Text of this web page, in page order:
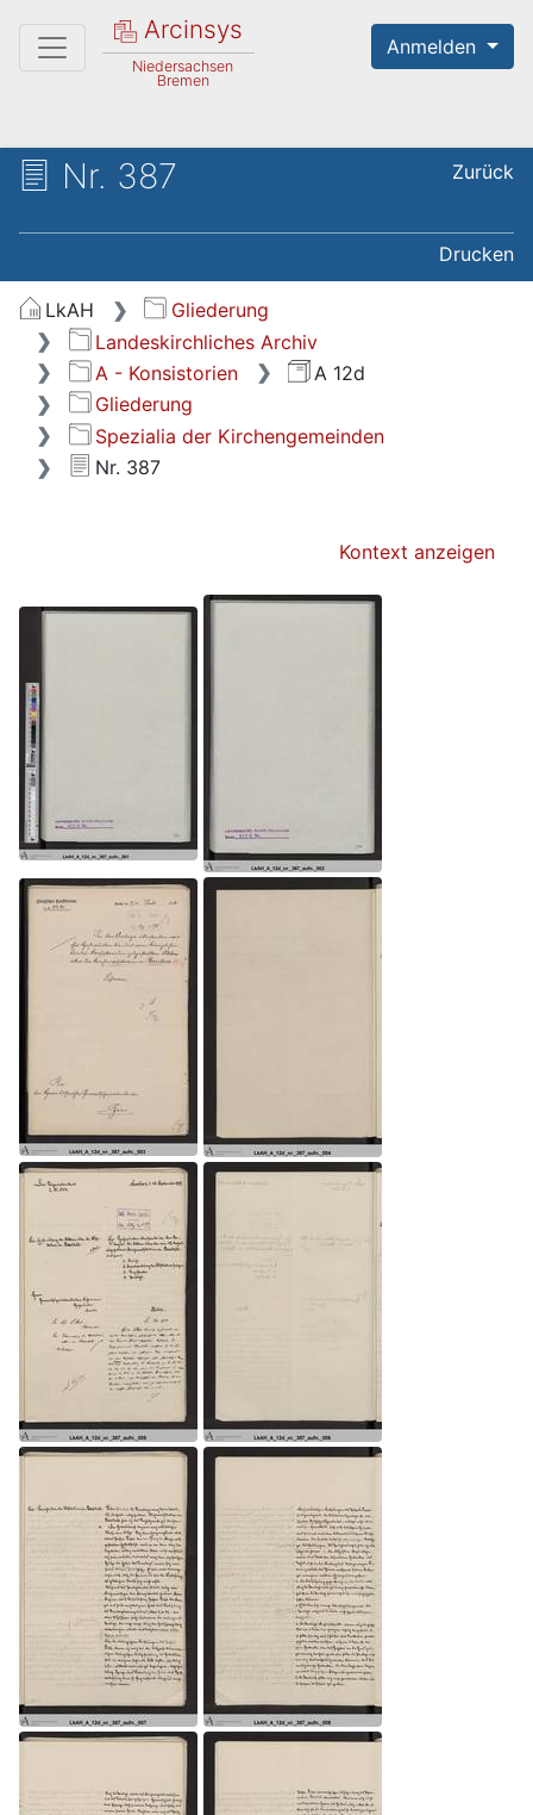
Arcinsys
Niedersachsen
Bremen
Anmelden
Nr. 387 Zurück
Drucken
LkAH
Gliederung
Landeskirchliches Archiv
A - Konsistorien
A 12d
Gliederung
Spezialia der Kirchengemeinden
Nr. 387
Kontext anzeigen